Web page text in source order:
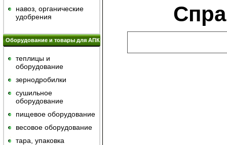
навоз, органические
удобрения
Оборудование и товары для АПК
теплицы и
оборудование
зернодробилки
сушильное
оборудование
пищевое оборудование
весовое оборудование
тара, упаковка